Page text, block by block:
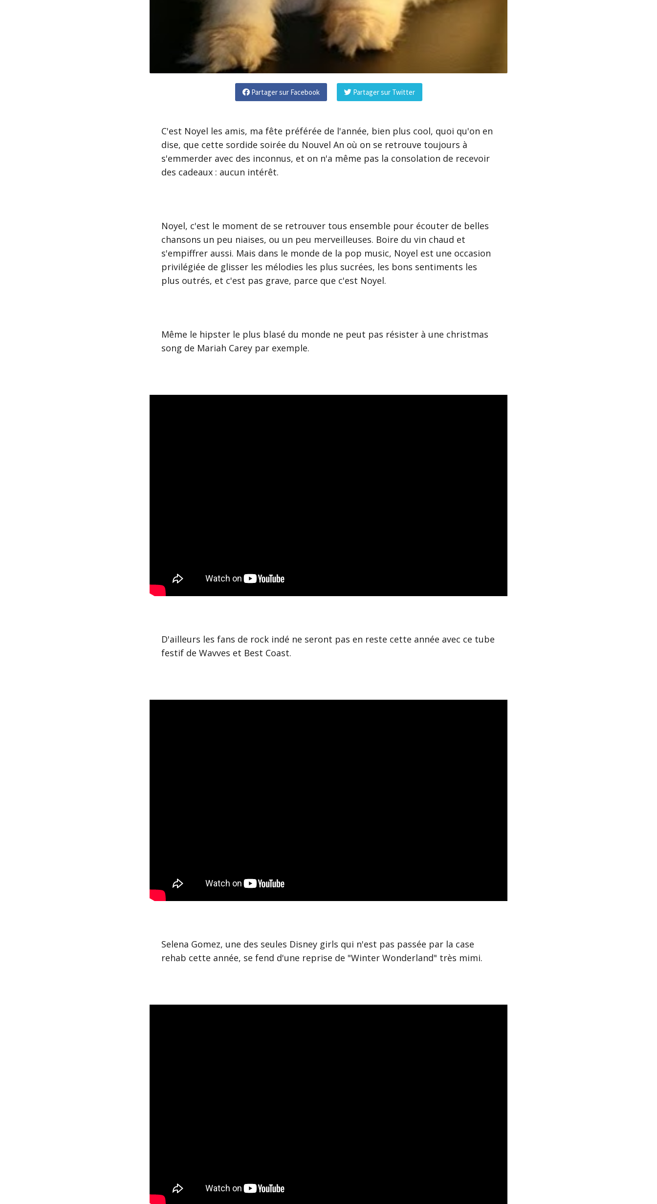
Partager sur Facebook Partager sur Twitter
C'est Noyel les amis, ma fête préférée de l'année, bien plus cool, quoi qu'on en
dise, que cette sordide soirée du Nouvel An où on se retrouve toujours à
s'emmerder avec des inconnus, et on n'a même pas la consolation de recevoir
des cadeaux : aucun intérêt.
Noyel, c'est le moment de se retrouver tous ensemble pour écouter de belles
chansons un peu niaises, ou un peu merveilleuses. Boire du vin chaud et
s'empiffrer aussi. Mais dans le monde de la pop music, Noyel est une occasion
privilégiée de glisser les mélodies les plus sucrées, les bons sentiments les
plus outrés, et c'est pas grave, parce que c'est Noyel.
Même le hipster le plus blasé du monde ne peut pas résister à une christmas
song de Mariah Carey par exemple.
D'ailleurs les fans de rock indé ne seront pas en reste cette année avec ce tube
festif de Wavves et Best Coast.
Selena Gomez, une des seules Disney girls qui n'est pas passée par la case
rehab cette année, se fend d'une reprise de "Winter Wonderland" très mimi.